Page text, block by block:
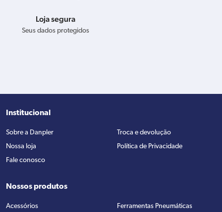
Loja segura
Seus dados protegidos
Institucional
Sobre a Danpler
Nossa loja
Fale conosco
Troca e devolução
Política de Privacidade
Nossos produtos
Acessórios
Ferramentas Pneumáticas